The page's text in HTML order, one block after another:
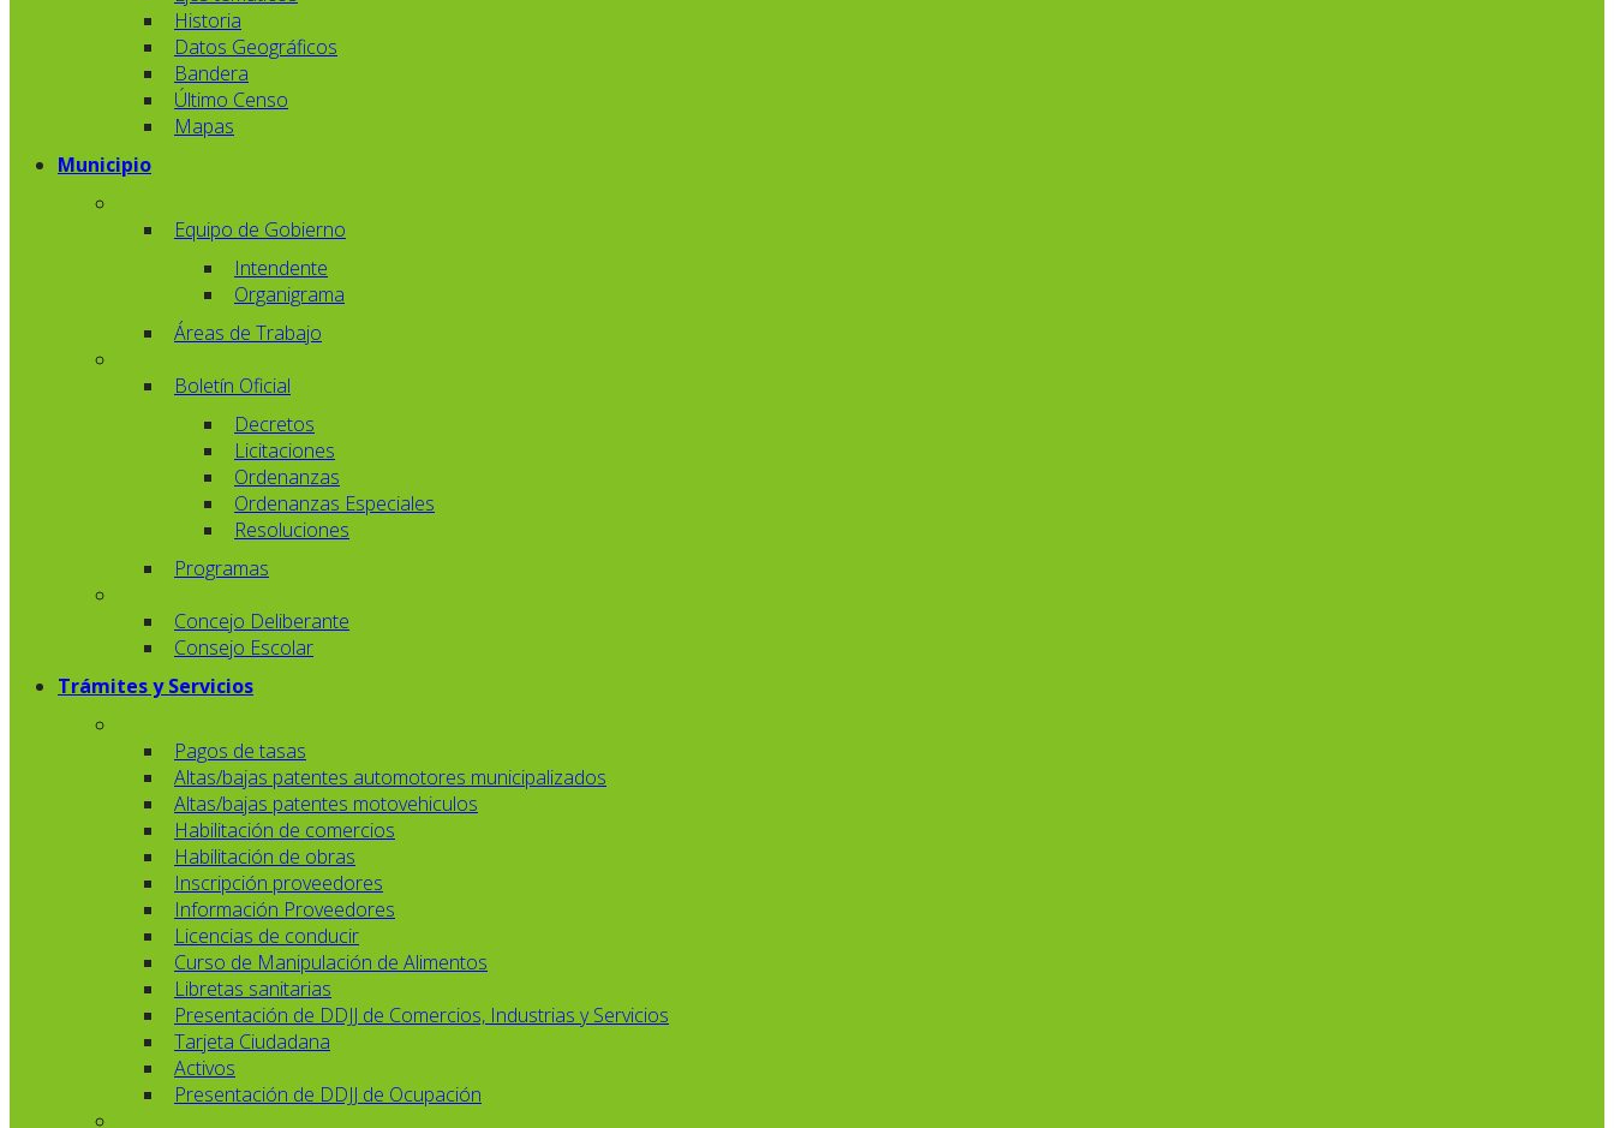
Historia
Datos Geográficos
Bandera
Último Censo
Mapas
Municipio
Equipo de Gobierno
Intendente
Organigrama
Áreas de Trabajo
Boletín Oficial
Decretos
Licitaciones
Ordenanzas
Ordenanzas Especiales
Resoluciones
Programas
Concejo Deliberante
Consejo Escolar
Trámites y Servicios
Pagos de tasas
Altas/bajas patentes automotores municipalizados
Altas/bajas patentes motovehiculos
Habilitación de comercios
Habilitación de obras
Inscripción proveedores
Información Proveedores
Licencias de conducir
Curso de Manipulación de Alimentos
Libretas sanitarias
Presentación de DDJJ de Comercios, Industrias y Servicios
Tarjeta Ciudadana
Activos
Presentación de DDJJ de Ocupación